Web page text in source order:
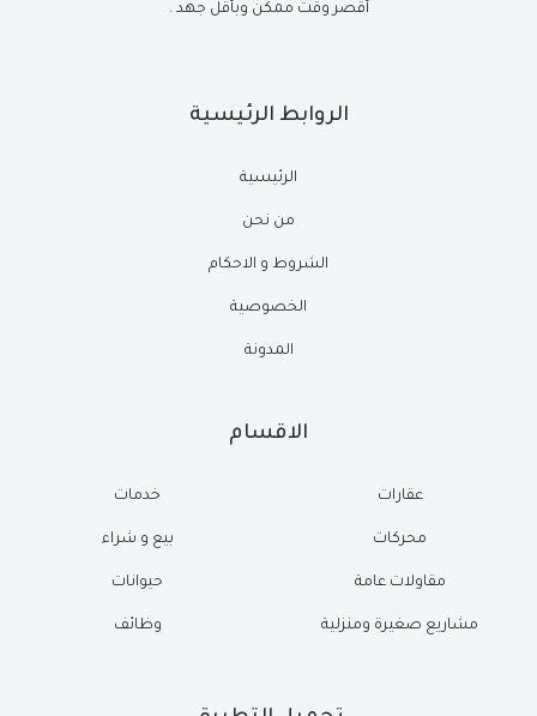
أقصر وقت ممكن وبأقل جهد .
الروابط الرئيسية
الرئيسية
من نحن
الشروط و الاحكام
الخصوصية
المدونة
الاقسام
عقارات
محركات
مقاولات عامة
مشاريع صغيرة ومنزلية
خدمات
بيع و شراء
حيوانات
وظائف